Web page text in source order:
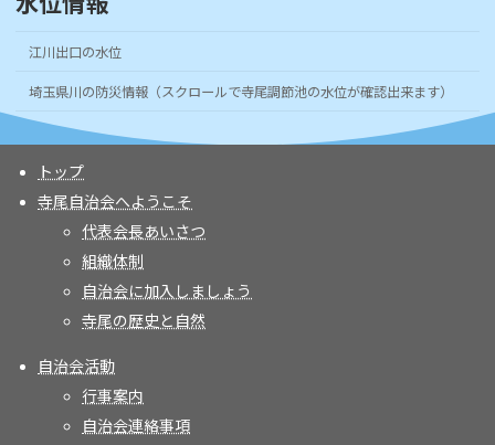
江川出口の水位
埼玉県川の防災情報（スクロールで寺尾調節池の水位が確認出来ます）
トップ
寺尾自治会へようこそ
代表会長あいさつ
組織体制
自治会に加入しましょう
寺尾の歴史と自然
自治会活動
行事案内
自治会連絡事項